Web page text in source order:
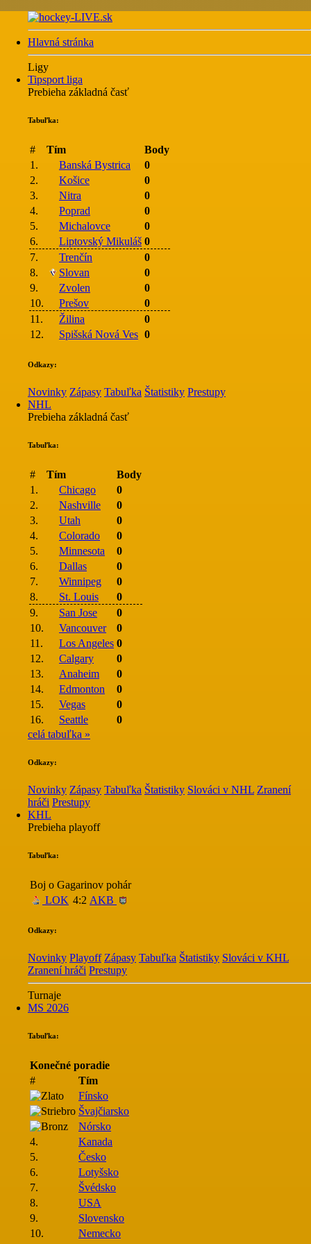
Hlavná stránka
Ligy
Tipsport liga
Prebieha základná časť
Tabuľka:
# Tím
Body
1.
Banská Bystrica
0
2.
Košice
0
3.
Nitra
0
4.
Poprad
0
5.
Michalovce
0
6.
Liptovský Mikuláš 0
7.
Trenčín
0
8.
Slovan
0
9.
Zvolen
0
10.
Prešov
0
11.
Žilina
0
12.
Spišská Nová Ves 0
Odkazy:
Novinky Zápasy Tabuľka Štatistiky Prestupy
NHL
Prebieha základná časť
Tabuľka:
# Tím
Body
1.
Chicago
0
2.
Nashville
0
3.
Utah
0
4.
Colorado
0
5.
Minnesota
0
6.
Dallas
0
7.
Winnipeg
0
8.
St. Louis
0
9.
San Jose
0
10.
Vancouver
0
11.
Los Angeles 0
12.
Calgary
0
13.
Anaheim
0
14.
Edmonton
0
15.
Vegas
0
16.
Seattle
0
celá tabuľka »
Odkazy:
Novinky Zápasy Tabuľka Štatistiky Slováci v NHL Zranení
hráči Prestupy
KHL
Prebieha playoff
Tabuľka:
Boj o Gagarinov pohár
LOK 4:2 AKB
Odkazy:
Novinky Playoff Zápasy Tabuľka Štatistiky Slováci v KHL
Zranení hráči Prestupy
Turnaje
MS 2026
Tabuľka:
Konečné poradie
#
Tím
Fínsko
Švajčiarsko
Nórsko
4.
Kanada
5.
Česko
6.
Lotyšsko
7.
Švédsko
8.
USA
9.
Slovensko
10.
Nemecko